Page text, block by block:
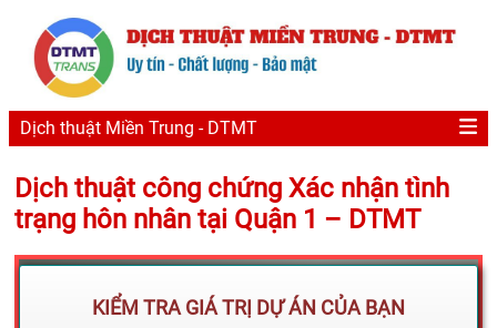
Dịch thuật Miền Trung - DTMT
Dịch thuật công chứng Xác nhận tình
trạng hôn nhân tại Quận 1 – DTMT
KIỂM TRA GIÁ TRỊ DỰ ÁN CỦA BẠN